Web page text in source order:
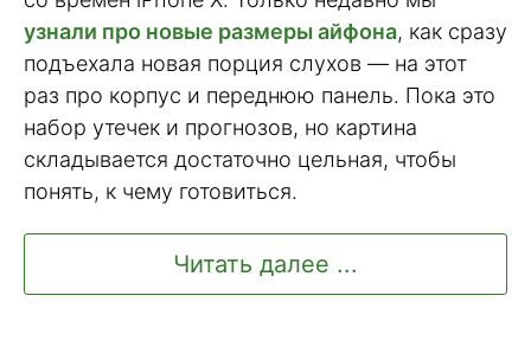
узнали про новые размеры айфона, как сразу
подъехала новая порция слухов — на этот
раз про корпус и переднюю панель. Пока это
набор утечек и прогнозов, но картина
складывается достаточно цельная, чтобы
понять, к чему готовиться.
Читать далее ...